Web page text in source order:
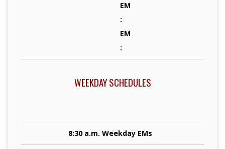
EM
:
EM
:
WEEKDAY SCHEDULES
8:30 a.m. Weekday EMs